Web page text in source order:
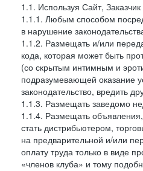
1.1. Используя Сайт,
1.1.1. Любым способом
в нарушение
1.1.2. Размещать и/или
кода, которая может быть
(со скрытым интимным и
подразумевающей оказание
законодательство, вредить
1.1.3. Размещать заведомо
1.1.4. Размещать
стать дистрибьютером,
на предварительной и/или
оплату труда только в виде
«членов клуба» и тому